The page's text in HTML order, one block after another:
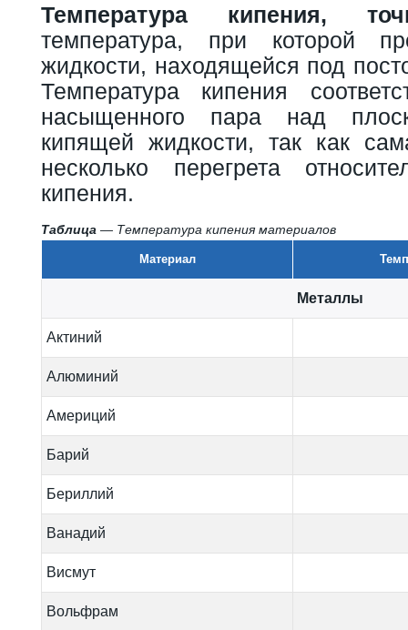
Температура кипения,
температура, при которой
жидкости, находящейся под
Температура кипения
насыщенного пара над
кипящей жидкости, так как
несколько перегрета
кипения.
Таблица — Температура кипения материалов
Материал
Металлы
Актиний
Алюминий
Америций
Барий
Бериллий
Ванадий
Висмут
Вольфрам